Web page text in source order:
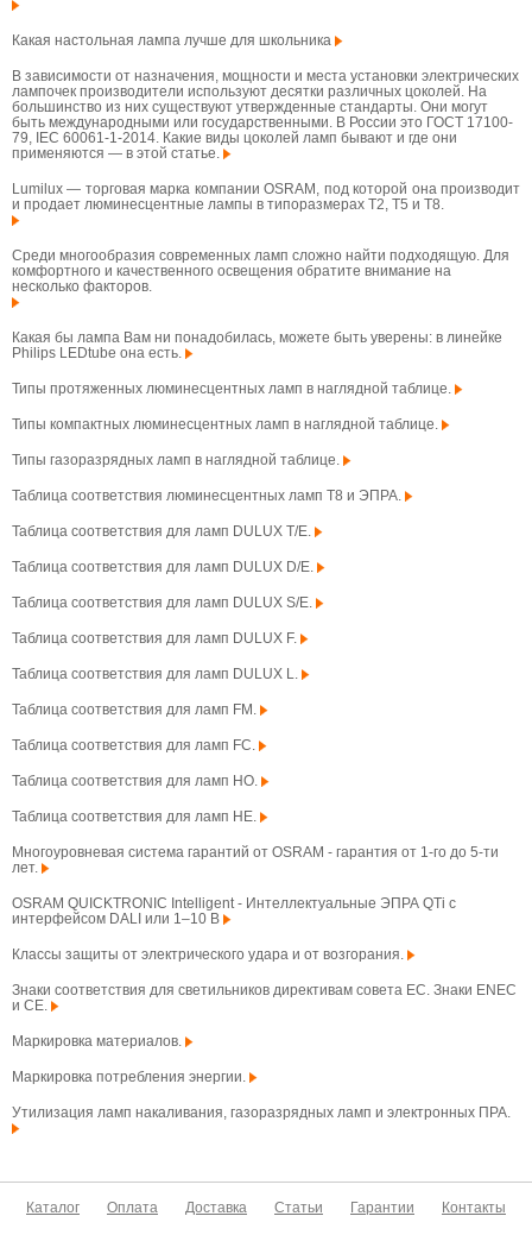
Какая настольная лампа лучше для школьника
В зависимости от назначения, мощности и места установки электрических
лампочек производители используют десятки различных цоколей. На
большинство из них существуют утвержденные стандарты. Они могут
быть международными или государственными. В России это ГОСТ 17100-
79, IEC 60061-1-2014. Какие виды цоколей ламп бывают и где они
применяются — в этой статье.
Lumilux — торговая марка компании OSRAM, под которой она производит
и продает люминесцентные лампы в типоразмерах T2, T5 и T8.
Среди многообразия современных ламп сложно найти подходящую. Для
комфортного и качественного освещения обратите внимание на
несколько факторов.
Какая бы лампа Вам ни понадобилась, можете быть уверены: в линейке
Philips LEDtube она есть.
Типы протяженных люминесцентных ламп в наглядной таблице.
Типы компактных люминесцентных ламп в наглядной таблице.
Типы газоразрядных ламп в наглядной таблице.
Таблица соответствия люминесцентных ламп T8 и ЭПРА.
Таблица соответствия для ламп DULUX T/E.
Таблица соответствия для ламп DULUX D/E.
Таблица соответствия для ламп DULUX S/E.
Таблица соответствия для ламп DULUX F.
Таблица соответствия для ламп DULUX L.
Таблица соответствия для ламп FM.
Таблица соответствия для ламп FC.
Таблица соответствия для ламп HO.
Таблица соответствия для ламп HE.
Многоуровневая система гарантий от OSRAM - гарантия от 1-го до 5-ти
лет.
OSRAM QUICKTRONIC Intelligent - Интеллектуальные ЭПРА QTi с
интерфейсом DALI или 1–10 В
Классы защиты от электрического удара и от возгорания.
Знаки соответствия для светильников директивам совета ЕС. Знаки ENEC
и CE.
Маркировка материалов.
Маркировка потребления энергии.
Утилизация ламп накаливания, газоразрядных ламп и электронных ПРА.
Каталог Оплата Доставка Статьи Гарантии Контакты